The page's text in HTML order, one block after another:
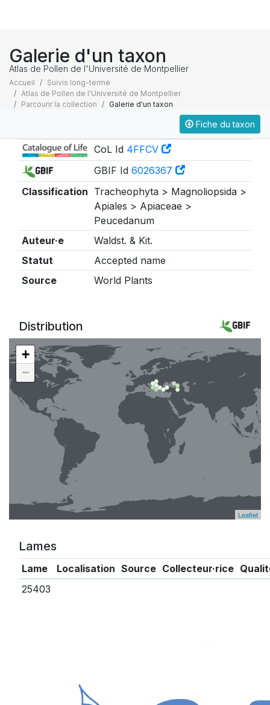
Galerie d'un taxon
Atlas de Pollen de l'Université de Montpellier
Accueil
Suivis long-terme
Atlas de Pollen de l'Université de Montpellier
Parcourir la collection
Galerie d'un taxon
Fiche du taxon
CoL Id 4FFCV
GBIF Id 6026367
Classification Tracheophyta > Magnoliopsida >
Apiales > Apiaceae >
Peucedanum
Auteur·e
Waldst. & Kit.
Statut
Accepted name
Source
World Plants
Distribution
+
−
Leaflet
Lames
Lame Localisation Source Collecteur·rice
25403